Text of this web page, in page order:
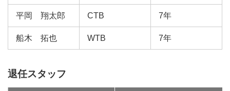
平岡 翔太郎 CTB 7年
船木 拓也 WTB 7年
退任スタッフ